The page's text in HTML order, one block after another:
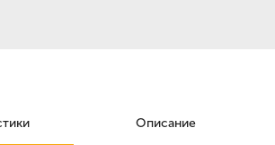
Описание